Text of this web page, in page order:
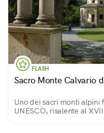
FLASH
Sacro Monte Calvario
Uno dei sacri monti
UNESCO, risalente al